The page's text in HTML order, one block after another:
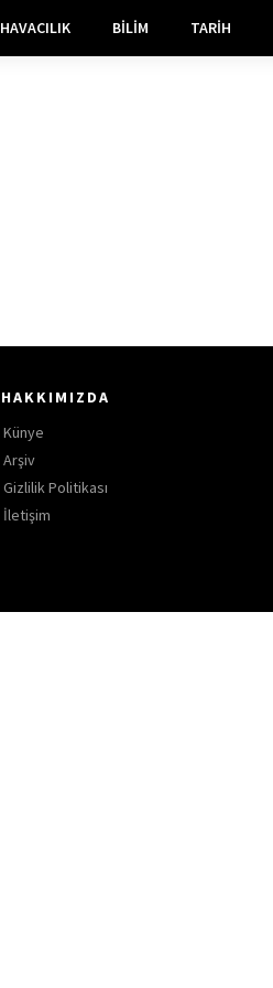
HAVACILIK BILIM TARIH
HAKKIMIZDA
Künye
Arşiv
Gizlilik Politikası
İletişim